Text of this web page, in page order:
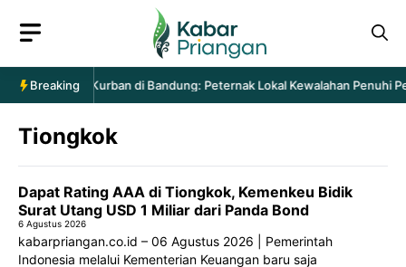
Breaking
Hewan Kurban di Bandung: Peternak Lokal Kewalahan Penuhi
Tiongkok
Dapat Rating AAA di Tiongkok, Kemenkeu Bidik
Surat Utang USD 1 Miliar dari Panda Bond
6 Agustus 2026
kabarpriangan.co.id – 06 Agustus 2026 | Pemerintah
Indonesia melalui Kementerian Keuangan baru saja